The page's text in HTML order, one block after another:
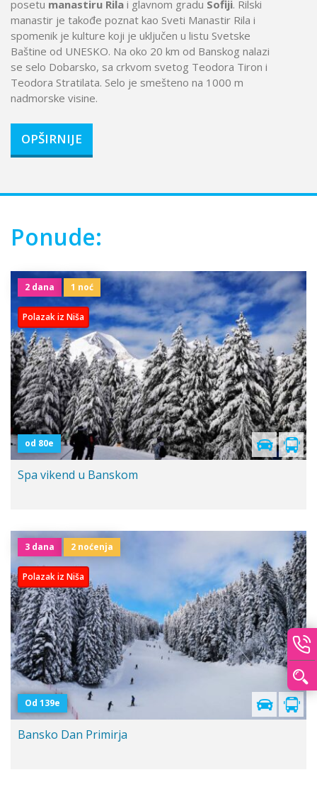
posetu manastiru Rila i glavnom gradu Sofiji. Rilski
manastir je takođe poznat kao Sveti Manastir Rila i
spomenik je kulture koji je uključen u listu Svetske
Baštine od UNESKO. Na oko 20 km od Banskog nalazi
se selo Dobarsko, sa crkvom svetog Teodora Tiron i
Teodora Stratilata. Selo je smešteno na 1000 m
nadmorske visine.
OPŠIRNIJE
Ponude:
Polazak iz Niša
2 dana 1 noć
od 80e
Spa vikend u Banskom
Polazak iz Niša
3 dana 2 noćenja
Od 139e
Bansko Dan Primirja